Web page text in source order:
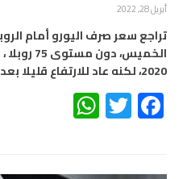
أبريل 28, 2022
تراجع سعر صرف اليورو أمام
الخميس،
2020، لكنه عاد للارتفاع قليلا بعد ذلك. وبحلول الساعة…
Facebook
Twitter